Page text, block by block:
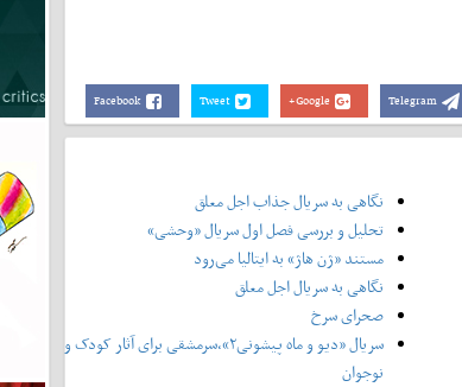
Facebook Tweet Google+ Telegram
نگاهی به سریال جذاب اجل معلق
تحلیل و بررسی فصل اول سریال «وحشی»
مستند «ژن هاژ» به ایتالیا می‌رود
نگاهی به سریال اجل معلق
صحرای سرخ
سریال «دیو و ماه پیشونی۲»،سرمشقی برای آثار کودک و
نوجوان